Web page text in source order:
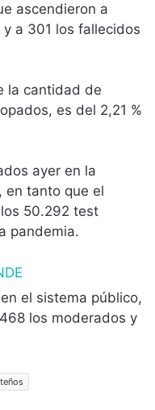
ascendieron a
a 301 los fallecidos
la cantidad de
es del 2,21 %
ayer en la
en tanto que el
50.292 test
pandemia.
el sistema público,
los moderados y